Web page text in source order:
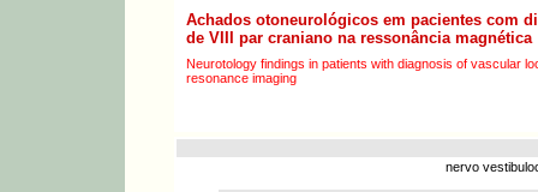
Achados otoneurológicos em pacientes com
de VIII par craniano na ressonância magnética
Neurotology findings in patients with diagnosis of vascular
resonance imaging
nervo